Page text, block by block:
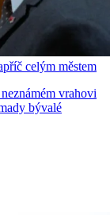
celým městem
vrahovi
bývalé